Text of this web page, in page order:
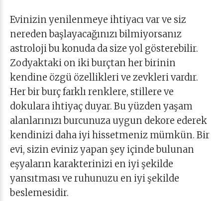
Evinizin yenilenmeye ihtiyacı var ve siz
nereden başlayacağınızı bilmiyorsanız
astroloji bu konuda da size yol gösterebilir.
Zodyaktaki on iki burçtan her birinin
kendine özgü özellikleri ve zevkleri vardır.
Her bir burç farklı renklere, stillere ve
dokulara ihtiyaç duyar. Bu yüzden yaşam
alanlarınızı burcunuza uygun dekore ederek
kendinizi daha iyi hissetmeniz mümkün. Bir
evi, sizin eviniz yapan şey içinde bulunan
eşyaların karakterinizi en iyi şekilde
yansıtması ve ruhunuzu en iyi şekilde
beslemesidir.